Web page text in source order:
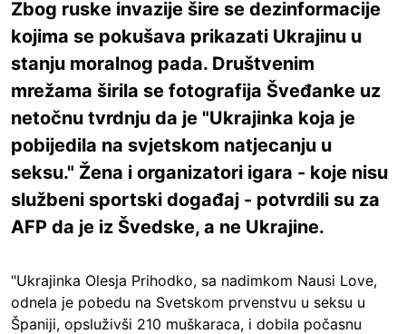
Zbog ruske invazije šire se dezinformacije
kojima se pokušava prikazati Ukrajinu u
stanju moralnog pada. Društvenim
mrežama širila se fotografija Šveđanke uz
netočnu tvrdnju da je "Ukrajinka koja je
pobijedila na svjetskom natjecanju u
seksu." Žena i organizatori igara - koje nisu
službeni sportski događaj - potvrdili su za
AFP da je iz Švedske, a ne Ukrajine.
"Ukrajinka Olesja Prihodko, sa nadimkom Nausi Love,
odnela je pobedu na Svetskom prvenstvu u seksu u
Španiji, opsluživši 210 muškaraca, i dobila počasnu